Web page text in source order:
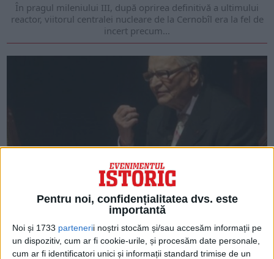
Pentru noi, confidențialitatea dvs. este
importantă
Noi și 1733 partenerii noștri stocăm și/sau accesăm informații pe
un dispozitiv, cum ar fi cookie-urile, și procesăm date personale,
cum ar fi identificatori unici și informații standard trimise de un
În pragul mileniului III, după oprirea definitivă a ultimului
reactor, viitorul centralei nucleare de la Cernobîl era la fel de
incert precum...
Dina Cocea îl laudă pe Radu Beligan la partid: A contribuit
la calitatea ideologică și politică
Secția Cadre a CC al PCR concluziona într-o „Notă”, datată 26
mai 1988, despre Radu Beligan că „starea sănătății este
bună”.